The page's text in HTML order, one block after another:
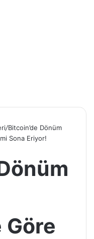
/Bitcoin’de Dönüm
Sona Eriyor!